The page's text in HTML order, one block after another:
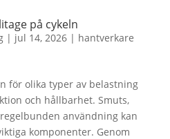
på cykeln
| jul 14, 2026| hantverkare
för olika typer av belastning
och hållbarhet. Smuts,
användning kan
komponenter. Genom